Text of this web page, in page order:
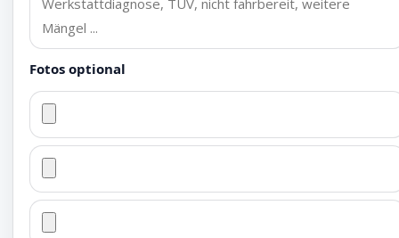
Fotos optional